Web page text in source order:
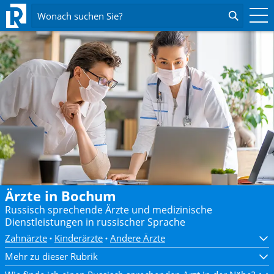
Wonach suchen Sie?
Ärzte in Bochum
Russisch sprechende Ärzte und medizinische
Dienstleistungen in russischer Sprache
Zahnärzte Kinderärzte Andere Ärzte
Mehr zu dieser Rubrik